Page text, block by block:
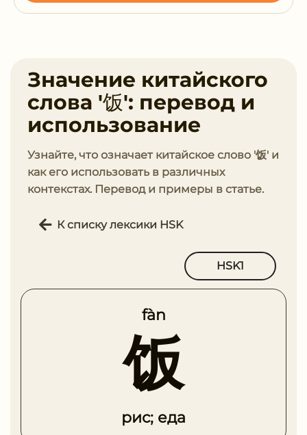
Значение китайского
слова '饭': перевод и
использование
Узнайте, что означает китайское слово '饭' и
как его использовать в различных
контекстах. Перевод и примеры в статье.
К списку лексики HSK
HSK1
fàn
饭
рис; еда